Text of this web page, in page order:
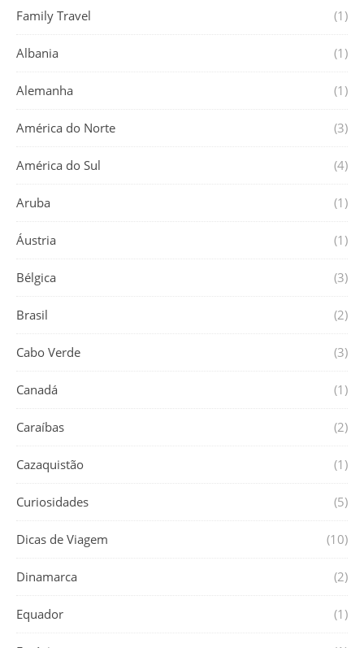
Family Travel
(1)
Albania (1)
Alemanha (1)
América do Norte (3)
América do Sul (4)
Aruba (1)
Áustria (1)
Bélgica (3)
Brasil (2)
Cabo Verde (3)
Canadá (1)
Caraíbas (2)
Cazaquistão (1)
Curiosidades (5)
Dicas de Viagem (10)
Dinamarca (2)
Equador (1)